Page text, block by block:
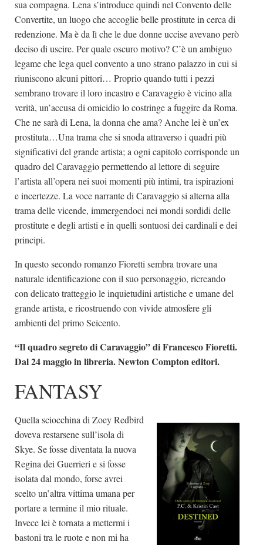
sua compagna. Lena s’introduce quindi nel Convento delle
Convertite, un luogo che accoglie belle prostitute in cerca di
redenzione. Ma è da lì che le due donne uccise avevano però
deciso di uscire. Per quale oscuro motivo? C’è un ambiguo
legame che lega quel convento a uno strano palazzo in cui si
riuniscono alcuni pittori… Proprio quando tutti i pezzi
sembrano trovare il loro incastro e Caravaggio è vicino alla
verità, un’accusa di omicidio lo costringe a fuggire da Roma.
Che ne sarà di Lena, la donna che ama? Anche lei è un’ex
prostituta…Una trama che si snoda attraverso i quadri più
significativi del grande artista; a ogni capitolo corrisponde un
quadro del Caravaggio permettendo al lettore di seguire
l’artista all’opera nei suoi momenti più intimi, tra ispirazioni
e incertezze. La voce narrante di Caravaggio si alterna alla
trama delle vicende, immergendoci nei mondi sordidi delle
prostitute e degli artisti e in quelli sontuosi dei cardinali e dei
principi.
In questo secondo romanzo Fioretti sembra trovare una
naturale identificazione con il suo personaggio, ricreando
con delicato tratteggio le inquietudini artistiche e umane del
grande artista, e ricostruendo con vivide atmosfere gli
ambienti del primo Seicento.
“Il quadro segreto di Caravaggio” di Francesco Fioretti.
Dal 24 maggio in libreria. Newton Compton editori.
FANTASY
Quella sciocchina di Zoey Redbird
doveva restarsene sull’isola di
Skye. Se fosse diventata la nuova
Regina dei Guerrieri e si fosse
isolata dal mondo, forse avrei
scelto un’altra vittima umana per
portare a termine il mio rituale.
Invece lei è tornata a mettermi i
bastoni tra le ruote e non mi ha